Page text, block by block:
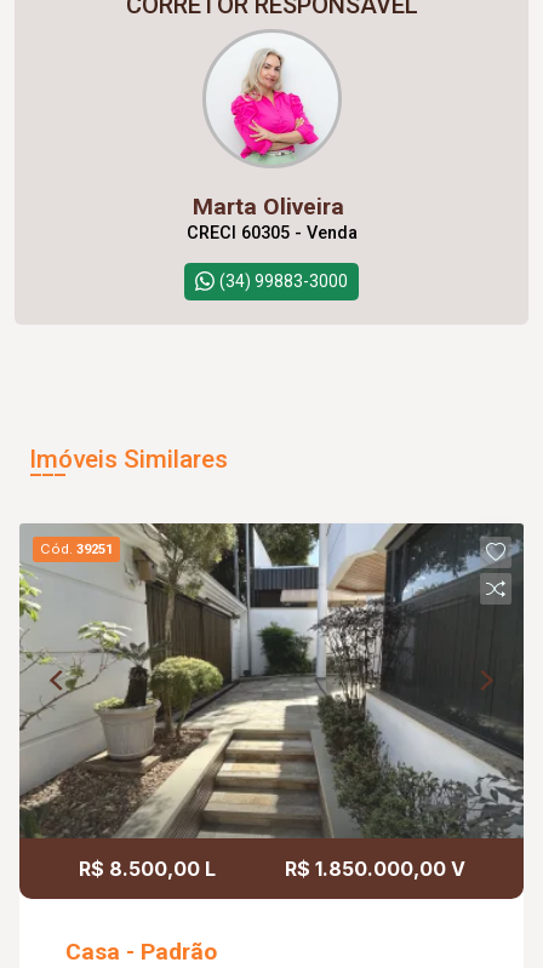
Marta Oliveira
CRECI 60305 - Venda
(34) 99883-3000
Imóveis Similares
Cód.39251
R$ 8.500,00 L R$ 1.850.000,00 V
Casa - Padrão